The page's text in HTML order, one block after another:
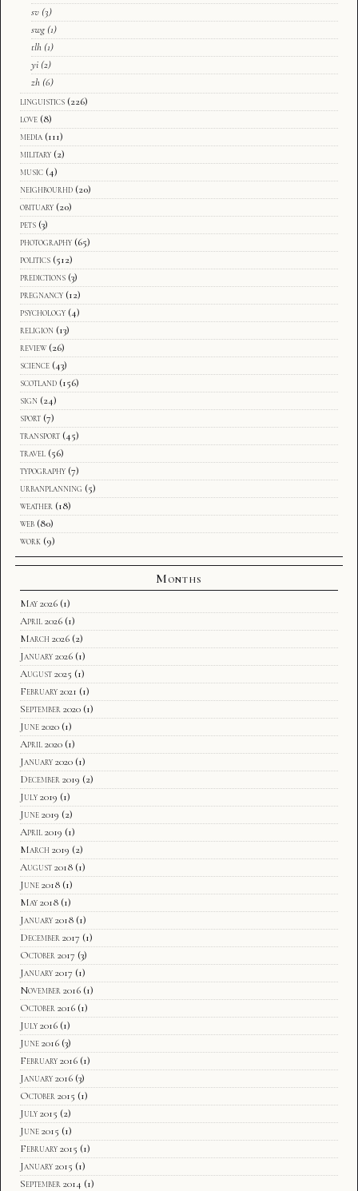
sv (3)
swg (1)
tlh (1)
yi (2)
zh (6)
linguistics (226)
love (8)
media (111)
military (2)
music (4)
neighbourhd (20)
obituary (20)
pets (3)
photography (65)
politics (512)
predictions (3)
pregnancy (12)
psychology (4)
religion (13)
review (26)
science (43)
scotland (156)
sign (24)
sport (7)
transport (45)
travel (56)
typography (7)
urbanplanning (5)
weather (18)
web (80)
work (9)
Months
May 2026 (1)
April 2026 (1)
March 2026 (2)
January 2026 (1)
August 2025 (1)
February 2021 (1)
September 2020 (1)
June 2020 (1)
April 2020 (1)
January 2020 (1)
December 2019 (2)
July 2019 (1)
June 2019 (2)
April 2019 (1)
March 2019 (2)
August 2018 (1)
June 2018 (1)
May 2018 (1)
January 2018 (1)
December 2017 (1)
October 2017 (3)
January 2017 (1)
November 2016 (1)
October 2016 (1)
July 2016 (1)
June 2016 (3)
February 2016 (1)
January 2016 (3)
October 2015 (1)
July 2015 (2)
June 2015 (1)
February 2015 (1)
January 2015 (1)
September 2014 (1)